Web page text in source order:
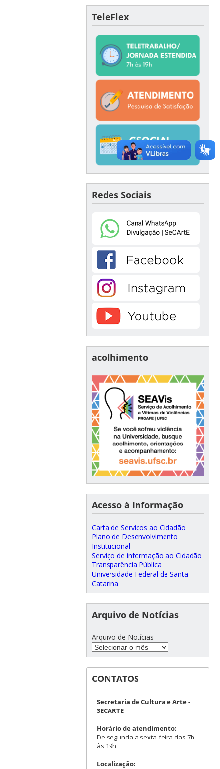
TeleFlex
Redes Sociais
acolhimento
Acesso à Informação
Carta de Serviços ao Cidadão
Plano de Desenvolvimento
Institucional
Serviço de informação ao Cidadão
Transparência Pública
Universidade Federal de Santa
Catarina
Arquivo de Notícias
Arquivo de Notícias
CONTATOS
Secretaria de Cultura e Arte -
SECARTE
Horário de atendimento:
De segunda a sexta-feira das 7h
às 19h
Localização: